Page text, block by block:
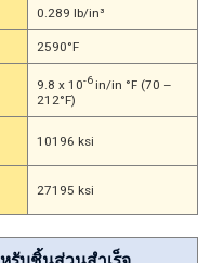
0.289 lb/in³
2590°F
9.8 x 10-6in/in °F (70 –
212°F)
10196 ksi
27195 ksi